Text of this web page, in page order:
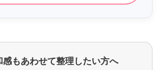
もあわせて整理したい方へ